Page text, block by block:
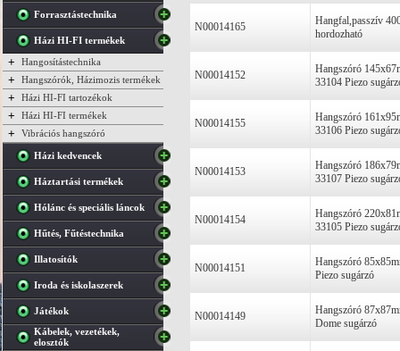
Forrasztástechnika
Házi HI-FI termékek
+ Hangosítástechnika
+ Hangszórók, Házimozis termékek
+ Házi HI-FI tartozékok
+ Házi HI-FI termékek
+ Vibrációs hangszóró
Házi kedvencek
Háztartási termékek
Hólánc és speciális láncok
Hűtés, Fűtéstechnika
Illatosítók
Iroda és iskolaszerek
Játékok
Kábelek, vezetékek,
elosztók
N00014165
Hangfal,passzív
hordozható
N00014152
Hangszóró
33104 Piezo
N00014155
Hangszóró
33106 Piezo
N00014153
Hangszóró
33107 Piezo
N00014154
Hangszóró
33105 Piezo
N00014151
Hangszóró
Piezo sugárzó
N00014149
Hangszóró
Dome sugárzó